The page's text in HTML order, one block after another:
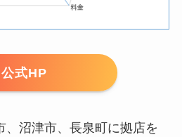
公式HP
、沼津市、長泉町に拠店を